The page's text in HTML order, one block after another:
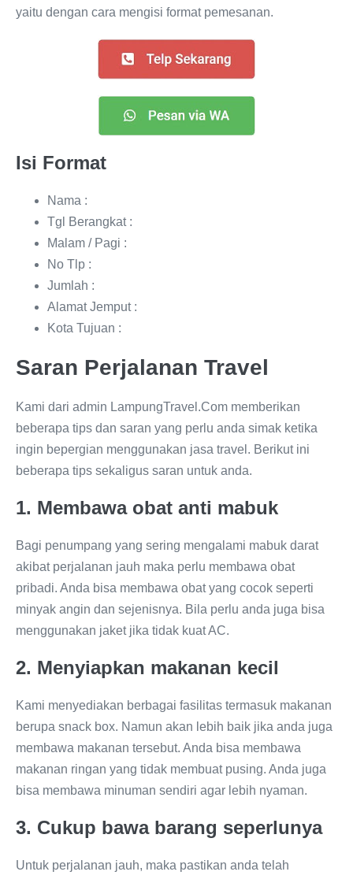
yaitu dengan cara mengisi format pemesanan.
Isi Format
Nama :
Tgl Berangkat :
Malam / Pagi :
No Tlp :
Jumlah :
Alamat Jemput :
Kota Tujuan :
Saran Perjalanan Travel
Kami dari admin LampungTravel.Com memberikan
beberapa tips dan saran yang perlu anda simak ketika
ingin bepergian menggunakan jasa travel. Berikut ini
beberapa tips sekaligus saran untuk anda.
1. Membawa obat anti mabuk
Bagi penumpang yang sering mengalami mabuk darat
akibat perjalanan jauh maka perlu membawa obat
pribadi. Anda bisa membawa obat yang cocok seperti
minyak angin dan sejenisnya. Bila perlu anda juga bisa
menggunakan jaket jika tidak kuat AC.
2. Menyiapkan makanan kecil
Kami menyediakan berbagai fasilitas termasuk makanan
berupa snack box. Namun akan lebih baik jika anda juga
membawa makanan tersebut. Anda bisa membawa
makanan ringan yang tidak membuat pusing. Anda juga
bisa membawa minuman sendiri agar lebih nyaman.
3. Cukup bawa barang seperlunya
Untuk perjalanan jauh, maka pastikan anda telah